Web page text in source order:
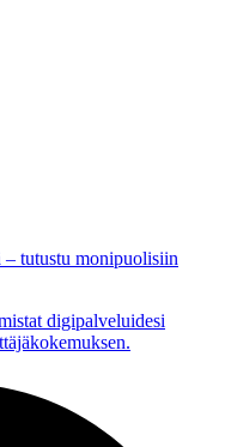
– tutustu monipuolisiin
digipalveluidesi